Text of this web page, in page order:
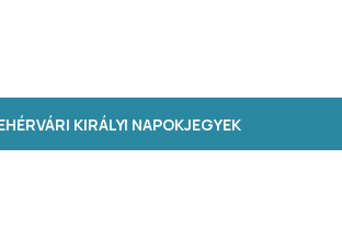
KIRÁLYI NAPOKJEGYEK